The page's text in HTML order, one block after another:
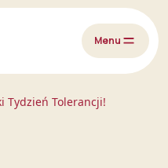
Menu
Tydzień Tolerancji!